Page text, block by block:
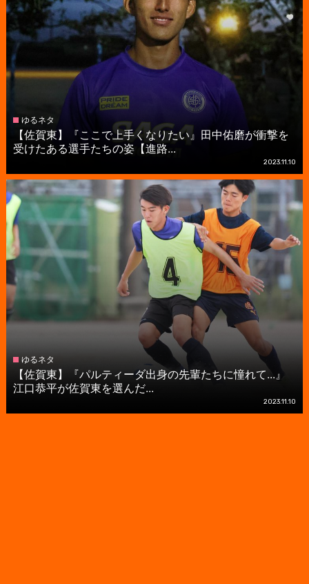
ゆるネタ
【佐賀東】『ここで上手くなりたい』田中佑磨が衝撃を
受けたある選手たちの姿【進路...
2023.11.10
ゆるネタ
【佐賀東】『パルティーダ出身の先輩たちに憧れて...』
江口恭平が佐賀東を選んだ...
2023.11.10